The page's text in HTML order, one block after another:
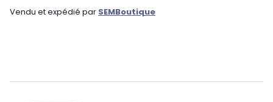
Vendu et expédié par SEMBoutique